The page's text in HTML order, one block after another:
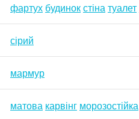
фартух будинокстінатуалет
сірий
мармур
матова карвінг морозостійка